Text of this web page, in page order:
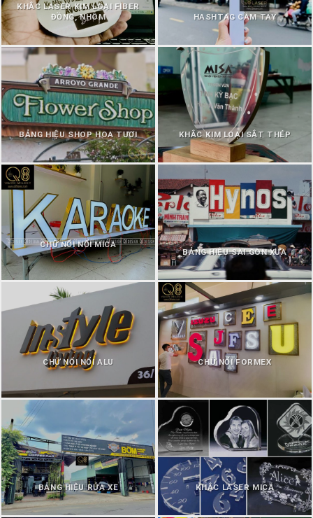
KHẮC LASER KIM LOẠI FIBER
ĐỒNG, NHÔM
HASHTAG CẦM TAY
BẢNG HIỆU SHOP HOA TƯƠI KHẮC KIM LOẠI SẮT THÉP
CHỮ NỔI NỔI MICA
BẢNG HIỆU SÀI GÒN XƯA
CHỮ NỔI NỔI ALU CHỮ NỔI FORMEX
BẢNG HIỆU RỬA XE KHẮC LASER MICA